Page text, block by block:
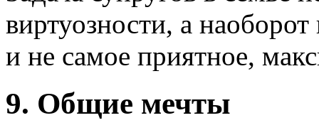
виртуозности, а
и не самое приятное,
9. Общие мечты